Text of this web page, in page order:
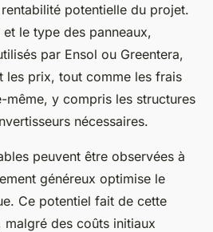
potentielle du projet.
le type des panneaux,
par Ensol ou Greentera,
les prix, tout comme les frais
même, y compris les structures
nécessaires.
peuvent être observées à
généreux optimise le
Ce potentiel fait de cette
des coûts initiaux